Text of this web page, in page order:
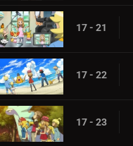
17 - 21
17 - 22
17 - 23